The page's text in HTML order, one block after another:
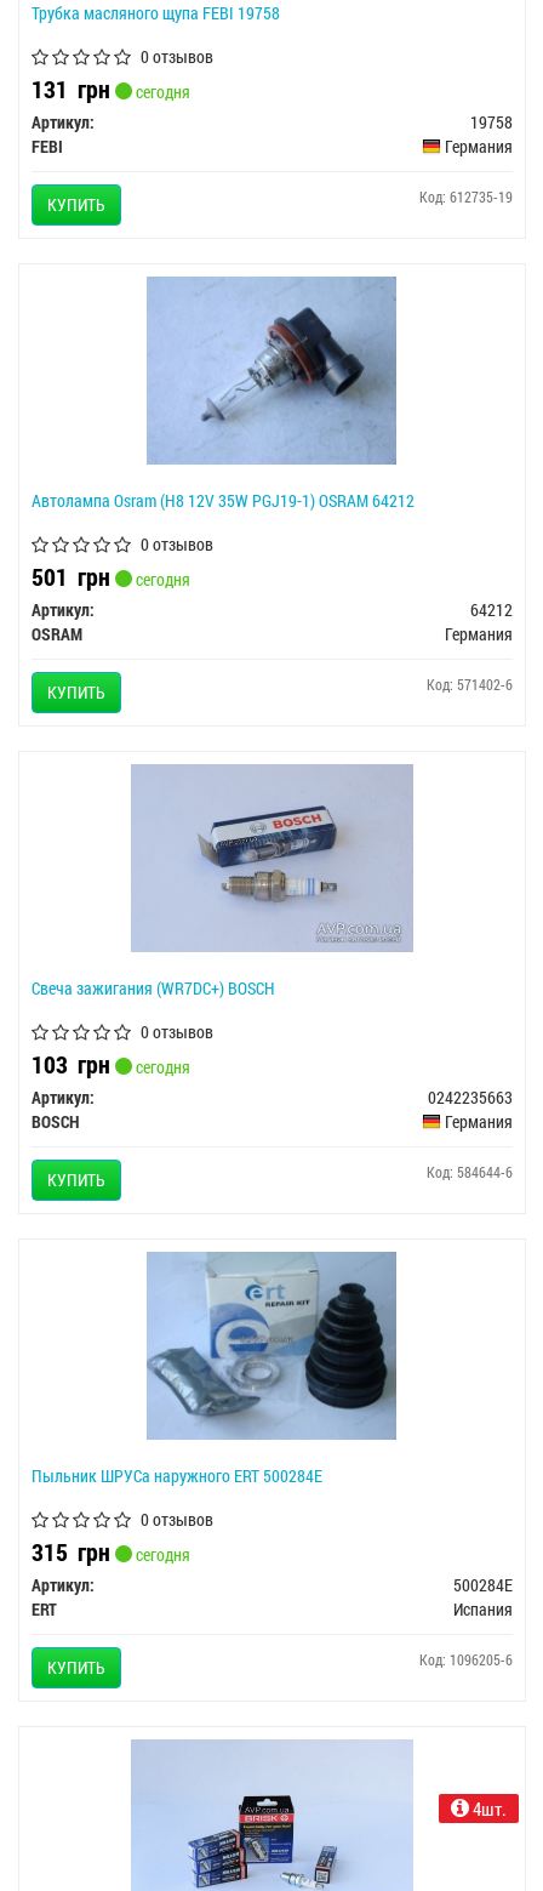
Трубка масляного щупа FEBI 19758
0 отзывов
131 грн
сегодня
Артикул:
19758
FEBI
Германия
КУПИТЬ Код: 612735-19
Автолампа Osram (H8 12V 35W PGJ19-1) OSRAM 64212
0 отзывов
501 грн
сегодня
Артикул:
64212
OSRAM
Германия
КУПИТЬ Код: 571402-6
Свеча зажигания (WR7DС+) BOSCH
0 отзывов
103 грн
сегодня
Артикул:
0242235663
BOSCH
Германия
КУПИТЬ Код: 584644-6
Пыльник ШРУСа наружного ERT 500284E
0 отзывов
315 грн
сегодня
Артикул:
500284E
ERT
Испания
КУПИТЬ Код: 1096205-6
4шт.